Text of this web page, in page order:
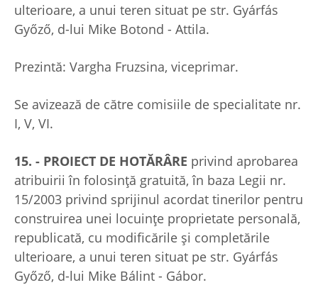
ulterioare, a unui teren situat pe str. Gyárfás
Győző, d-lui Mike Botond - Attila.
Prezintă: Vargha Fruzsina, viceprimar.
Se avizează de către comisiile de specialitate nr.
I, V, VI.
15. - PROIECT DE HOTĂRÂRE privind aprobarea
atribuirii în folosinţă gratuită, în baza Legii nr.
15/2003 privind sprijinul acordat tinerilor pentru
construirea unei locuinţe proprietate personală,
republicată, cu modificările și completările
ulterioare, a unui teren situat pe str. Gyárfás
Győző, d-lui Mike Bálint - Gábor.